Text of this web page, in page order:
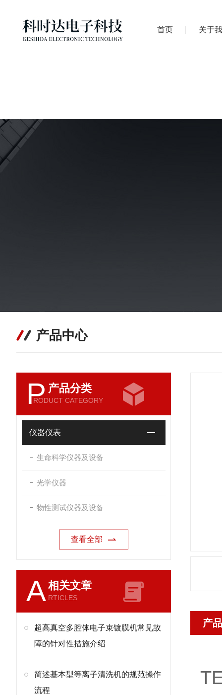
首页 关于
产品中心
P 产品分类
RODUCT CATEGORY
仪器仪表
生命科学仪器及设备
光学仪器
物性测试仪器及设备
查看全部
A相关文章
RTICLES
超高真空多腔体电子束镀膜机常见故
障的针对性措施介绍
简述基本型等离子清洗机的规范操作
流程
产